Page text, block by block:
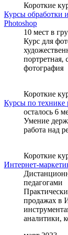
Короткие
Курсы обработки
Photoshop
10 мест в
Курс для
портретная,
фотография
Короткие
Курсы по технике
осталось 6
Умение
работа над
Короткие
Интернет-
педагогами
продажах в
аналитики,